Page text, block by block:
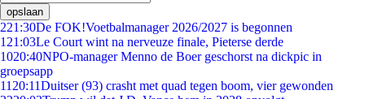
opslaan
221:30De FOK!Voetbalmanager 2026/2027 is begonnen
1 21:03Le Court wint na nerveuze finale, Pieterse derde
1020:40NPO-manager Menno de Boer geschorst na dickpic in
groepsapp
11 20:11Duitser (93) crasht met quad tegen boom, vier gewonden